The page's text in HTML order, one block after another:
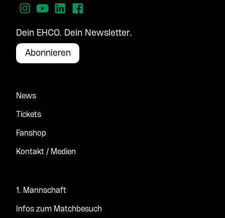
Dein EHCO. Dein Newsletter.
Abonnieren
News
Tickets
Fanshop
Kontakt / Medien
1. Mannschaft
Infos zum Matchbesuch